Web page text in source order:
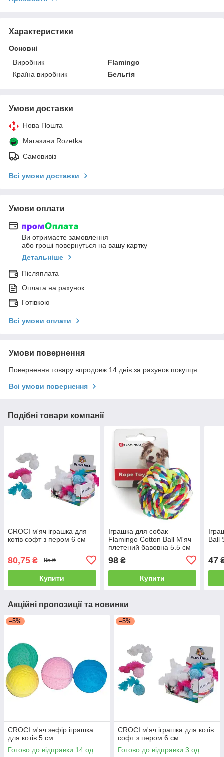
Характеристики
Основні
Виробник
Flamingo
Країна виробник
Бельгія
Умови доставки
Нова Пошта
Магазини Rozetka
Самовивіз
Всі умови доставки
Умови оплати
Ви отримаєте замовлення
або гроші повернуться на вашу картку
Детальніше
Післяплата
Оплата на рахунок
Готівкою
Всі умови оплати
Умови повернення
Повернення товару впродовж 14 днів за рахунок покупця
Всі умови повернення
Подібні товари компанії
CROCI м'яч іграшка для
котів софт з пером 6 см
80,75 ₴ 85 ₴
Купити
Іграшка для собак
Flamingo Cotton Ball М'яч
плетений бавовна 5.5 см
98₴
Купити
Ball
47
Акційні пропозиції та новинки
–5%
CROCI м'яч зефір іграшка
для котів 5 см
Готово до відправки 14 од.
–5%
CROCI м'яч іграшка для котів
софт з пером 6 см
Готово до відправки 3 од.